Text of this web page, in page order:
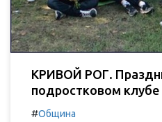
КРИВОЙ РОГ.
подростковом клубе
#Община